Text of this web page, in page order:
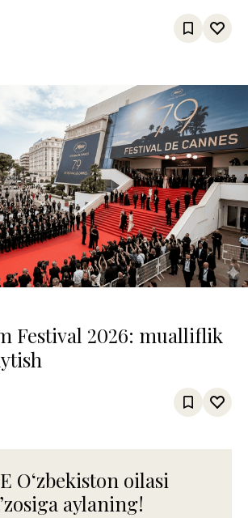
Festival 2026: mualliflik
Oʻzbekiston oilasi
aylaning!